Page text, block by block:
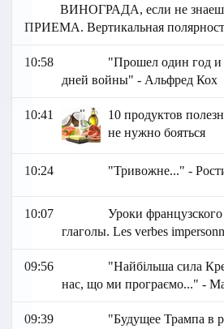
ВИНОГРАДА, если не
ПРИЕМА. Вертикальная
10:58
"Прошел один год и
дней войны" - Альфред Кох
10:41
10 продуктов
не нужно бояться
10:24 "Тривожне..." -
10:07
Уроки
глаголы. Les verbes
09:56
"Найбільша сила
нас, що ми програємо..." -
09:39
"Будущее Трампа в